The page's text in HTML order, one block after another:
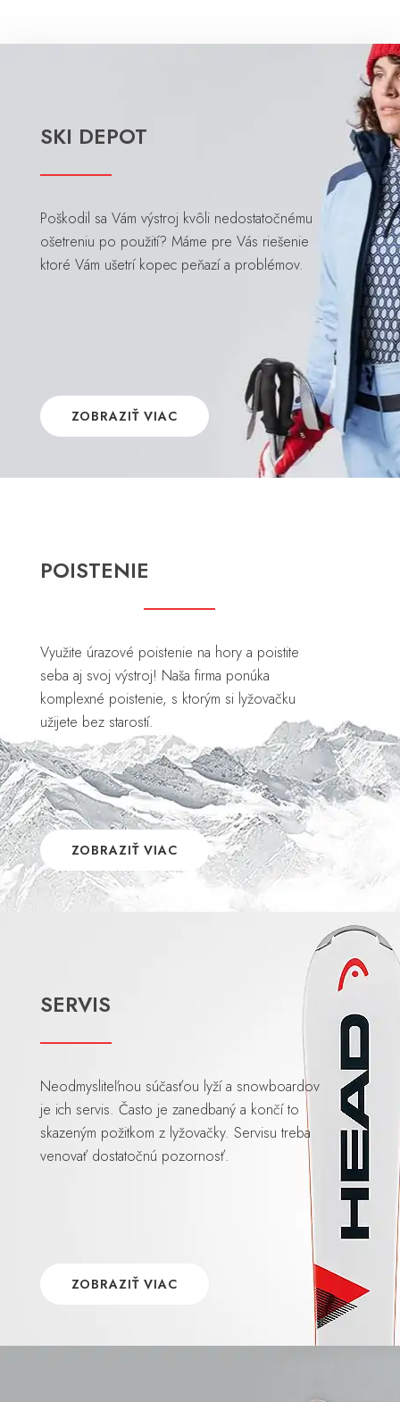
SKI DEPOT
Poškodil sa Vám výstroj kvôli nedostatočnému
ošetreniu po použití? Máme pre Vás riešenie
ktoré Vám ušetrí kopec peňazí a problémov.
ZOBRAZIŤ VIAC
POISTENIE
Využite úrazové poistenie na hory a poistite
seba aj svoj výstroj! Naša firma ponúka
komplexné poistenie, s ktorým si lyžovačku
užijete bez starostí.
ZOBRAZIŤ VIAC
SERVIS
Neodmysliteľnou súčasťou lyží a snowboardov
je ich servis. Často je zanedbaný a končí to
skazeným požitkom z lyžovačky. Servisu treba
venovať dostatočnú pozornosť.
ZOBRAZIŤ VIAC